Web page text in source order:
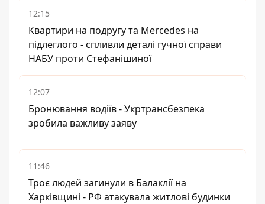
12:15
Квартири на подругу та Mercedes на
підлеглого - спливли деталі гучної справи
НАБУ проти Стефанішиної
12:07
Бронювання водіїв - Укртрансбезпека
зробила важливу заяву
11:46
Троє людей загинули в Балаклії на
Харківщині - РФ атакувала житлові будинки